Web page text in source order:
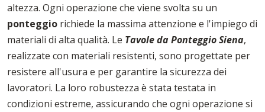
altezza. Ogni operazione che viene svolta su un
ponteggio richiede la massima attenzione e l'impiego di
materiali di alta qualità. Le Tavole da Ponteggio Siena,
realizzate con materiali resistenti, sono progettate per
resistere all'usura e per garantire la sicurezza dei
lavoratori. La loro robustezza è stata testata in
condizioni estreme, assicurando che ogni operazione si